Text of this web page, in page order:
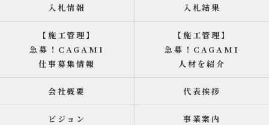
入札情報
入札結果
【施工管理】
急募！CAGAMI
仕事募集情報
【施工管理】
急募！CAGAMI
人材を紹介
会社概要 代表挨拶
ビジョン 事業案内